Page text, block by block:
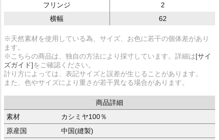
フリンジ
2
横幅
62
※天然素材を使用している為、サイズ、お色に若干の個体差があり
ます。
※こちらの商品は、独自の方法により採寸しています。詳細は[サイ
ズガイド]をご確認ください。
計り方によっては、表記サイズと誤差が生じることがあります。
また、色やサイズにより重さが若干異なる場合があります。
商品詳細
素材
カシミヤ100％
原産国
中国(縫製)